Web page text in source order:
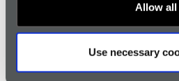
Allow all
Use necessary